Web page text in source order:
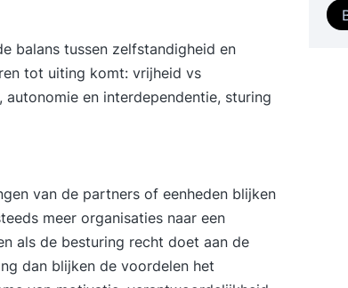
balans tussen zelfstandigheid en
tot uiting komt: vrijheid vs
en interdependentie, sturing
van de partners of eenheden blijken
meer organisaties naar een
als de besturing recht doet aan de
dan blijken de voordelen het